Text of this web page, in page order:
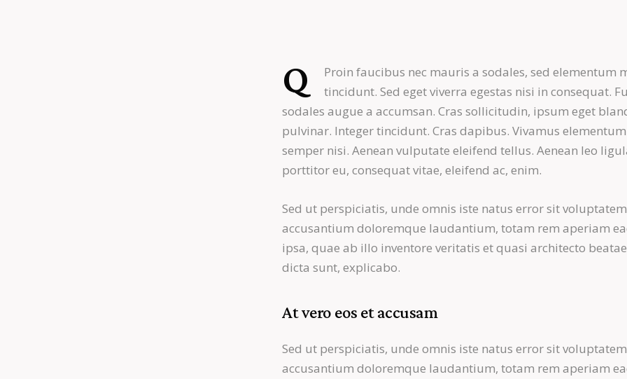
Q
Proin faucibus nec mauris a sodales, sed elementum
tincidunt. Sed eget viverra egestas nisi in consequat.
sodales augue a accumsan. Cras sollicitudin, ipsum eget
pulvinar. Integer tincidunt. Cras dapibus. Vivamus elementum
semper nisi. Aenean vulputate eleifend tellus. Aenean leo
porttitor eu, consequat vitae, eleifend ac, enim.
Sed ut perspiciatis, unde omnis iste natus error sit voluptatem
accusantium doloremque laudantium, totam rem aperiam
ipsa, quae ab illo inventore veritatis et quasi architecto
dicta sunt, explicabo.
At vero eos et accusam
Sed ut perspiciatis, unde omnis iste natus error sit voluptatem
accusantium doloremque laudantium, totam rem aperiam